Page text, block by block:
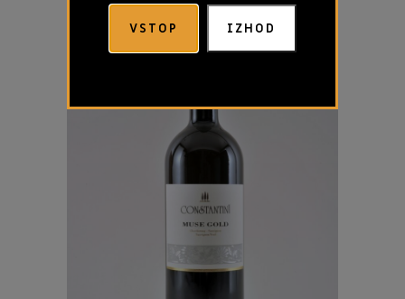
VSTOP IZHOD